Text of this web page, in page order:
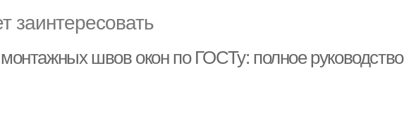
заинтересовать
швов окон по ГОСТу: полное руководство